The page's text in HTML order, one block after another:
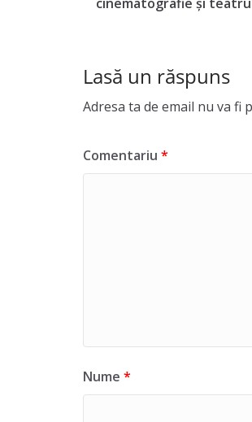
Lasă un răspuns
Adresa ta de email nu va fi
Comentariu *
Nume *